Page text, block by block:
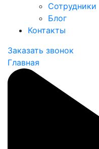
Сотрудники
Блог
Контакты
Заказать звонок
Главная